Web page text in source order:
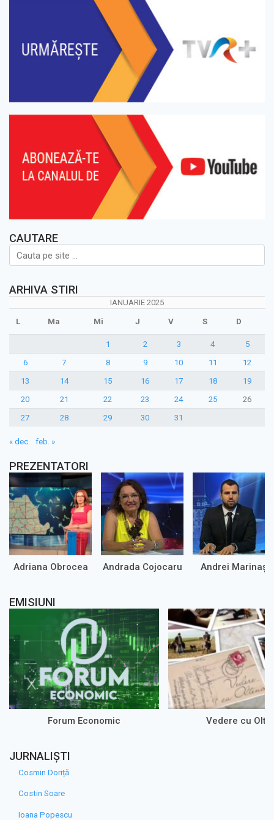
CAUTARE
ARHIVA STIRI
IANUARIE 2025
L Ma Mi J V S D
1 2 3 4
5
6
7 8 9 10 11
12
13
14 15 16 17 18
19
20
21 22 23 24 25
26
27
28 29 30 31
« dec. feb. »
PREZENTATORI
Adriana Obrocea Andrada Cojocaru Andrei Marinaș
EMISIUNI
Forum Economic Vedere cu
JURNALIȘTI
Cosmin Doriță
Costin Soare
Ioana Popescu